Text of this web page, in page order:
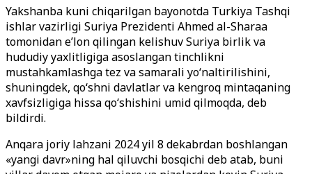
Yakshanba kuni chiqarilgan bayonotda Turkiya Tashqi
ishlar vazirligi Suriya Prezidenti Ahmed al-Sharaa
tomonidan e’lon qilingan kelishuv Suriya birlik va
hududiy yaxlitligiga asoslangan tinchlikni
mustahkamlashga tez va samarali yo‘naltirilishini,
shuningdek, qo‘shni davlatlar va kengroq mintaqaning
xavfsizligiga hissa qo‘shishini umid qilmoqda, deb
bildirdi.
Anqara joriy lahzani 2024 yil 8 dekabrdan boshlangan
«yangi davr»ning hal qiluvchi bosqichi deb atab, buni